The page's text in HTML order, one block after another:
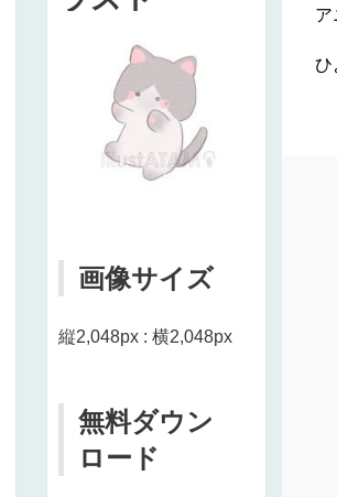
画像サイズ
縦2,048px : 横2,048px
無料ダウン
ロード
ア
ひ